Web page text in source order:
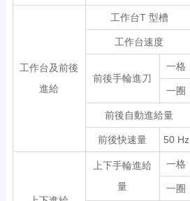
工作台及前後
進給
工作台T 型槽
工作台速度
前後手輪進刀
一格
一圈
前後自動進給量
前後快速量 50 Hz
上下手輪進給
量
一格
一圈